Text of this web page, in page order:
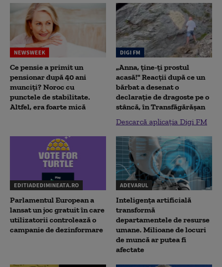
NEWSWEEK
Ce pensie a primit un
pensionar după 40 ani
munciți? Noroc cu
punctele de stabilitate.
Altfel, era foarte mică
DIGI FM
„Anna, ţine-ţi prostul
acasă!" Reacţii după ce un
bărbat a desenat o
declaraţie de dragoste pe o
stâncă, în Transfăgărăşan
Descarcă aplicația Digi FM
EDITIADEDIMINEATA.RO
Parlamentul European a
lansat un joc gratuit în care
utilizatorii controlează o
campanie de dezinformare
ADEVARUL
Inteligența artificială
transformă
departamentele de resurse
umane. Milioane de locuri
de muncă ar putea fi
afectate